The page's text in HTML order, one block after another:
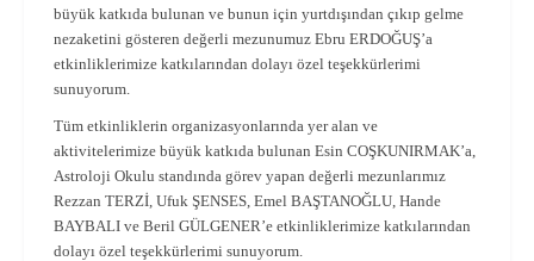
büyük katkıda bulunan ve bunun için yurtdışından çıkıp gelme
nezaketini gösteren değerli mezunumuz Ebru ERDOĞUŞ’a
etkinliklerimize katkılarından dolayı özel teşekkürlerimi
sunuyorum.
Tüm etkinliklerin organizasyonlarında yer alan ve
aktivitelerimize büyük katkıda bulunan Esin COŞKUNIRMAK’a,
Astroloji Okulu standında görev yapan değerli mezunlarımız
Rezzan TERZİ, Ufuk ŞENSES, Emel BAŞTANOĞLU, Hande
BAYBALI ve Beril GÜLGENER’e etkinliklerimize katkılarından
dolayı özel teşekkürlerimi sunuyorum.